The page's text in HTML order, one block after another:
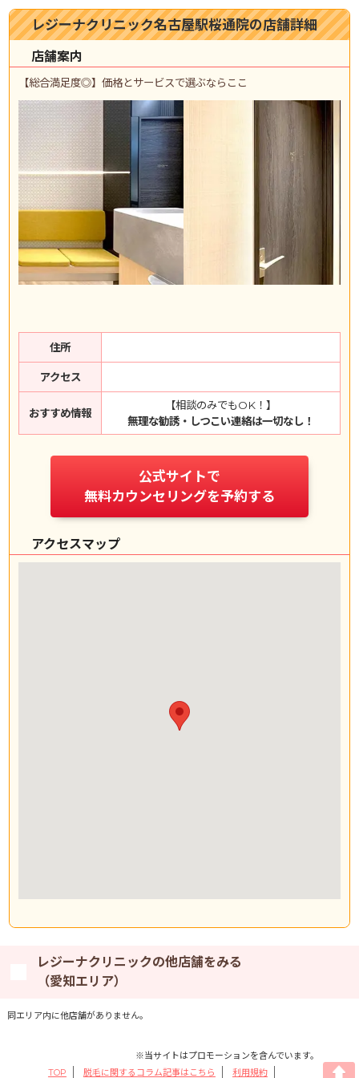
レジーナクリニック名古屋駅桜通院の店舗詳細
店舗案内
【総合満足度◎】価格とサービスで選ぶならここ
住所
アクセス
おすすめ情報
【相談のみでもOK！】
無理な勧誘・しつこい連絡は一切なし！
公式サイトで
無料カウンセリングを予約する
アクセスマップ
レジーナクリニックの他店舗をみる
（愛知エリア）
同エリア内に他店舗がありません。
※当サイトはプロモーションを含んでいます。
TOP
脱毛に関するコラム記事はこちら 利用規約